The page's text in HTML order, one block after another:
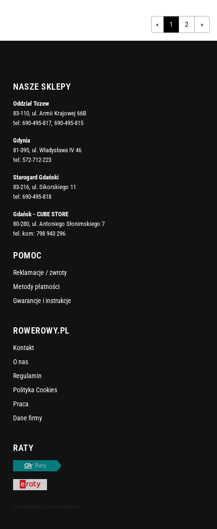
« 1 2 »
NASZE SKLEPY
Oddział Tczew
83-110, ul. Armii Krajowej 66B
tel: 690-495-817, 690-495-815
Gdynia
81-395, ul. Władysława IV 46
tel: 572-712-223
Starogard Gdański
83-216, ul. Sikorskiego 11
tel: 690-495-818
Gdańsk - CUBE STORE
80-280, ul. Antoniego Słonimskiego 7
tel. kom: 798 943 296
POMOC
Reklamacje / zwroty
Metody płatności
Gwarancje i instrukcje
ROWEROWY.PL
Kontakt
O nas
Regulamin
Polityka Cookies
Praca
Dane firmy
RATY